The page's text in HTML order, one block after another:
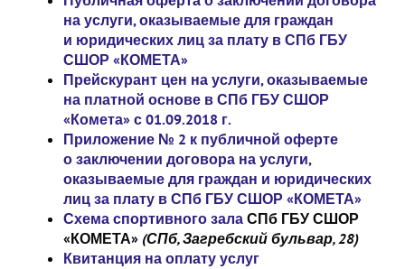
на услуги, оказываемые для граждан
и юридических лиц за плату в СПб ГБУ
СШОР «КОМЕТА»
Прейскурант цен на услуги, оказываемые
на платной основе в СПб ГБУ СШОР
«Комета» с 01.09.2018 г.
Приложение № 2 к публичной оферте
о заключении договора на услуги,
оказываемые для граждан и юридических
лиц за плату в СПб ГБУ СШОР «КОМЕТА»
Схема спортивного зала СПб ГБУ СШОР
«КОМЕТА» (СПб, Загребский бульвар, 28)
Квитанция на оплату услуг